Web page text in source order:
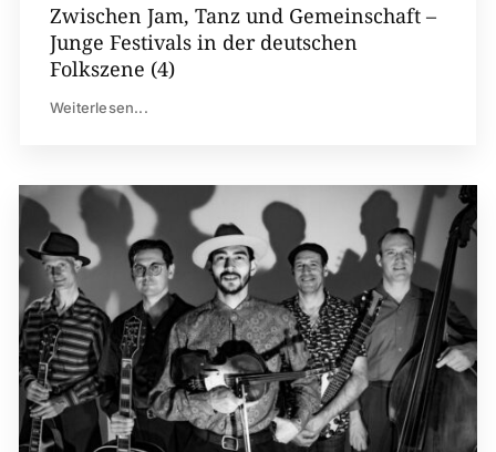
Zwischen Jam, Tanz und Gemeinschaft –
Junge Festivals in der deutschen
Folkszene (4)
Weiterlesen...